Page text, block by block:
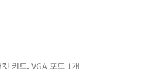
키트, VGA 포트 1개